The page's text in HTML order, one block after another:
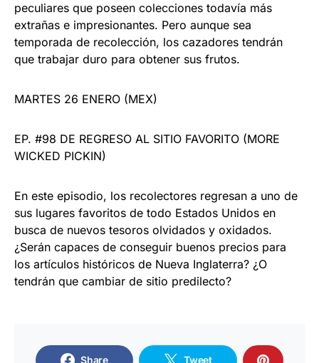
peculiares que poseen colecciones todavía más
extrañas e impresionantes. Pero aunque sea
temporada de recolección, los cazadores tendrán
que trabajar duro para obtener sus frutos.
MARTES 26 ENERO (MEX)
EP. #98 DE REGRESO AL SITIO FAVORITO (MORE
WICKED PICKIN)
En este episodio, los recolectores regresan a uno de
sus lugares favoritos de todo Estados Unidos en
busca de nuevos tesoros olvidados y oxidados.
¿Serán capaces de conseguir buenos precios para
los artículos históricos de Nueva Inglaterra? ¿O
tendrán que cambiar de sitio predilecto?
Share Tweet